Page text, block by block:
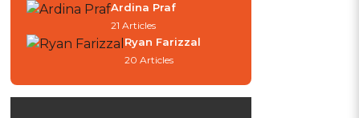
Ardina Praf
21 Articles
Ryan Farizzal
20 Articles